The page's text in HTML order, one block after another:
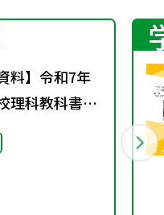
料】令和7年
理科教科書
い科学」 2年
3「鉄と硫黄